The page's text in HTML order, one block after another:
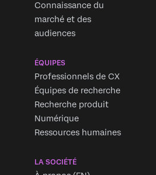
Connaissance du
marché et des
audiences
ÉQUIPES
Professionnels de CX
Équipes de recherche
Recherche produit
Numérique
Ressources humaines
LA SOCIÉTÉ